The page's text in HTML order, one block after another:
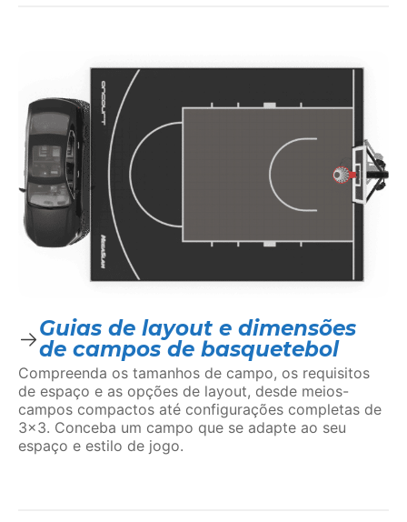
Guias de layout e dimensões
de campos de basquetebol
Compreenda os tamanhos de campo, os requisitos
de espaço e as opções de layout, desde meios-
campos compactos até configurações completas de
3×3. Conceba um campo que se adapte ao seu
espaço e estilo de jogo.